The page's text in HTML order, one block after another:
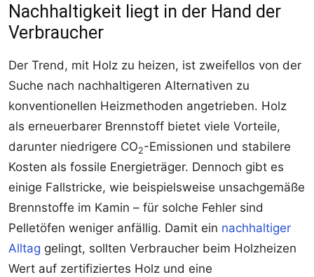
Nachhaltigkeit liegt in der Hand der
Verbraucher
Der Trend, mit Holz zu heizen, ist zweifellos von der
Suche nach nachhaltigeren Alternativen zu
konventionellen Heizmethoden angetrieben. Holz
als erneuerbarer Brennstoff bietet viele Vorteile,
darunter niedrigere CO2-Emissionen und stabilere
Kosten als fossile Energieträger. Dennoch gibt es
einige Fallstricke, wie beispielsweise unsachgemäße
Brennstoffe im Kamin – für solche Fehler sind
Pelletöfen weniger anfällig. Damit ein nachhaltiger
Alltag gelingt, sollten Verbraucher beim Holzheizen
Wert auf zertifiziertes Holz und eine